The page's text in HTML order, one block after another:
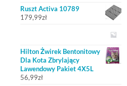
Ruszt Activa 10789
179,99zł
Hilton Żwirek Bentonitowy
Dla Kota Zbrylający
Lawendowy Pakiet 4X5L
56,99zł